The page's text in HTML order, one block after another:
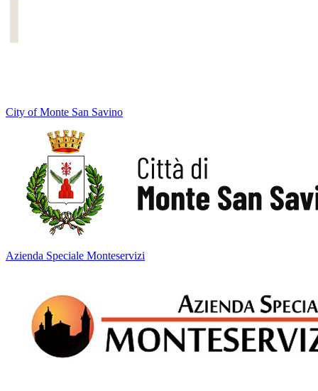
City of Monte San Savino
Azienda Speciale Monteservizi